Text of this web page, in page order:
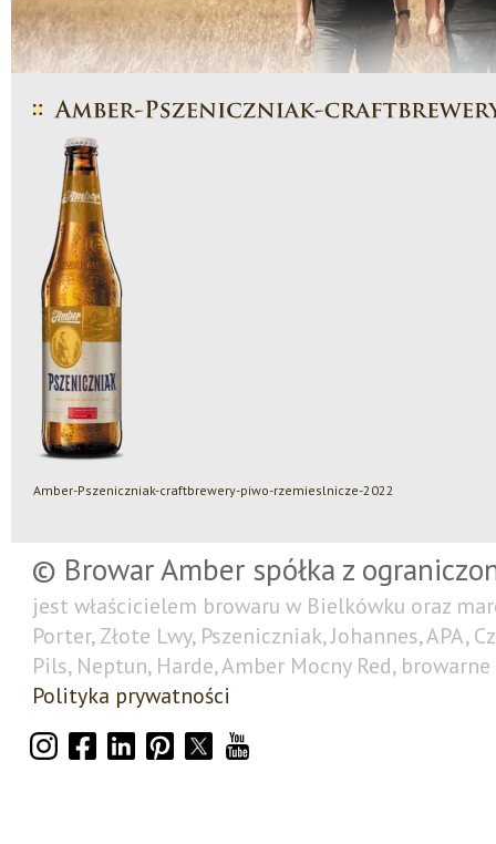
Amber-Pszeniczniak-craftbrewery-piwo-rzemieslnicze-2022
© Browar Amber spółka z
jest właścicielem browaru w Bielkówku oraz
Porter, Złote Lwy, Pszeniczniak, Johannes, APA,
Pils, Neptun, Harde, Amber Mocny Red,
Polityka prywatności